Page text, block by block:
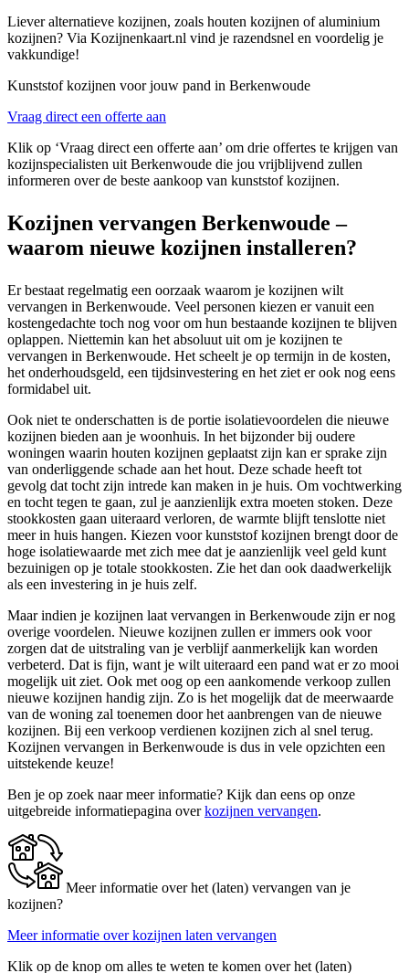
Liever alternatieve kozijnen, zoals houten kozijnen of aluminium
kozijnen? Via Kozijnenkaart.nl vind je razendsnel en voordelig je
vakkundige!
Kunststof kozijnen voor jouw pand in Berkenwoude
Vraag direct een offerte aan
Klik op ‘Vraag direct een offerte aan’ om drie offertes te krijgen van
kozijnspecialisten uit Berkenwoude die jou vrijblijvend zullen
informeren over de beste aankoop van kunststof kozijnen.
Kozijnen vervangen Berkenwoude –
waarom nieuwe kozijnen installeren?
Er bestaat regelmatig een oorzaak waarom je kozijnen wilt
vervangen in Berkenwoude. Veel personen kiezen er vanuit een
kostengedachte toch nog voor om hun bestaande kozijnen te blijven
oplappen. Niettemin kan het absoluut uit om je kozijnen te
vervangen in Berkenwoude. Het scheelt je op termijn in de kosten,
het onderhoudsgeld, een tijdsinvestering en het ziet er ook nog eens
formidabel uit.
Ook niet te onderschatten is de portie isolatievoordelen die nieuwe
kozijnen bieden aan je woonhuis. In het bijzonder bij oudere
woningen waarin houten kozijnen geplaatst zijn kan er sprake zijn
van onderliggende schade aan het hout. Deze schade heeft tot
gevolg dat tocht zijn intrede kan maken in je huis. Om vochtwerking
en tocht tegen te gaan, zul je aanzienlijk extra moeten stoken. Deze
stookkosten gaan uiteraard verloren, de warmte blijft tenslotte niet
meer in huis hangen. Kiezen voor kunststof kozijnen brengt door de
hoge isolatiewaarde met zich mee dat je aanzienlijk veel geld kunt
bezuinigen op je totale stookkosten. Zie het dan ook daadwerkelijk
als een investering in je huis zelf.
Maar indien je kozijnen laat vervangen in Berkenwoude zijn er nog
overige voordelen. Nieuwe kozijnen zullen er immers ook voor
zorgen dat de uitstraling van je verblijf aanmerkelijk kan worden
verbeterd. Dat is fijn, want je wilt uiteraard een pand wat er zo mooi
mogelijk uit ziet. Ook met oog op een aankomende verkoop zullen
nieuwe kozijnen handig zijn. Zo is het mogelijk dat de meerwaarde
van de woning zal toenemen door het aanbrengen van de nieuwe
kozijnen. Bij een verkoop verdienen kozijnen zich al snel terug.
Kozijnen vervangen in Berkenwoude is dus in vele opzichten een
uitstekende keuze!
Ben je op zoek naar meer informatie? Kijk dan eens op onze
uitgebreide informatiepagina overkozijnen vervangen.
Meer informatie over het (laten) vervangen van je
kozijnen?
Meer informatie over kozijnen laten vervangen
Klik op de knop om alles te weten te komen over het (laten)